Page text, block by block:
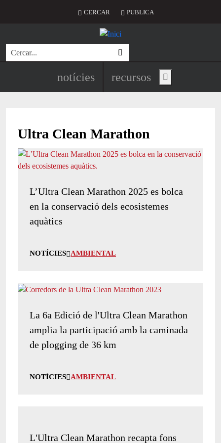
Menú del compte d'usuari
CERCAR PUBLICA
Cerca
Navegació principal de
notícies recursos Show main menu
Ultra Clean Marathon
L’Ultra Clean Marathon 2025 es bolca
en la conservació dels ecosistemes
aquàtics
NOTÍCIES AMBIENTAL
La 6a Edició de l'Ultra Clean Marathon
amplia la participació amb la caminada
de plogging de 36 km
NOTÍCIES AMBIENTAL
L'Ultra Clean Marathon recapta fons